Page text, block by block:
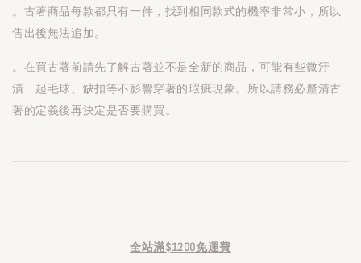
。古著商品每款都只有一件，找到相同款式的機率非常小，所以
售出後無法追加。
。在買古著前請先了解古著並不是全新的商品，可能有些微汙
漬、起毛球、缺扣等不影響穿著的瑕疵現象。所以請務必釐清古
著的定義後再決定是否要購買。
全站滿$1200免運費